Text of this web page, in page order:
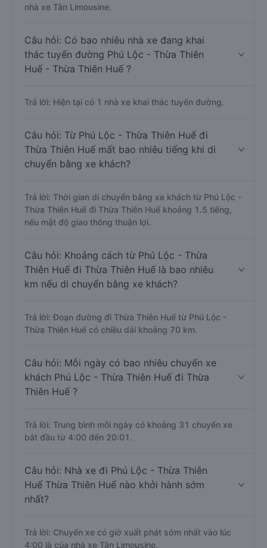
nhà xe Tân Limousine.
Câu hỏi: Có bao nhiêu nhà xe đang khai
thác tuyến đường Phú Lộc - Thừa Thiên
Huế - Thừa Thiên Huế ?
Trả lời: Hiện tại có 1 nhà xe khai thác tuyến đường.
Câu hỏi: Từ Phú Lộc - Thừa Thiên Huế đi
Thừa Thiên Huế mất bao nhiêu tiếng khi di
chuyển bằng xe khách?
Trả lời: Thời gian di chuyển bằng xe khách từ Phú Lộc -
Thừa Thiên Huế đi Thừa Thiên Huế khoảng 1.5 tiếng,
nếu mật độ giao thông thuận lợi.
Câu hỏi: Khoảng cách từ Phú Lộc - Thừa
Thiên Huế đi Thừa Thiên Huế là bao nhiêu
km nếu di chuyển bằng xe khách?
Trả lời: Đoạn đường đi Thừa Thiên Huế từ Phú Lộc -
Thừa Thiên Huế có chiều dài khoảng 70 km.
Câu hỏi: Mỗi ngày có bao nhiêu chuyến xe
khách Phú Lộc - Thừa Thiên Huế đi Thừa
Thiên Huế ?
Trả lời: Trung bình mỗi ngày có khoảng 31 chuyến xe
bắt đầu từ 4:00 đến 20:01.
Câu hỏi: Nhà xe đi Phú Lộc - Thừa Thiên
Huế Thừa Thiên Huế nào khởi hành sớm
nhất?
Trả lời: Chuyến xe có giờ xuất phát sớm nhất vào lúc
4:00 là của nhà xe Tân Limousine.